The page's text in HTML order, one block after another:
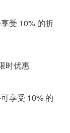
受 10% 的折
时优惠
享受 10% 的